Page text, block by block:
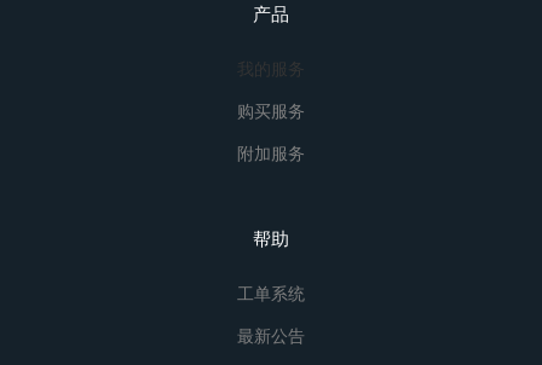
产品
我的服务
购买服务
附加服务
帮助
工单系统
最新公告